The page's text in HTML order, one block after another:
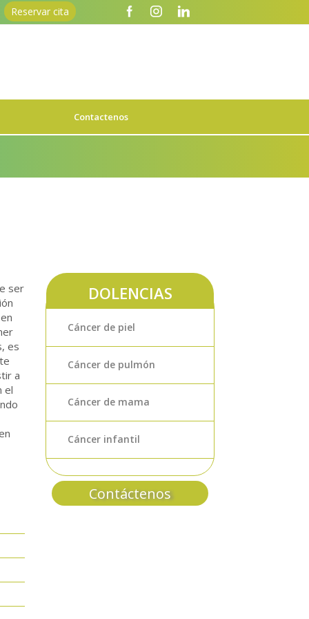
Reservar cita
Contactenos
ser
es
a
el
DOLENCIAS
Cáncer de piel
Cáncer de pulmón
Cáncer de mama
Cáncer infantil
Contáctenos